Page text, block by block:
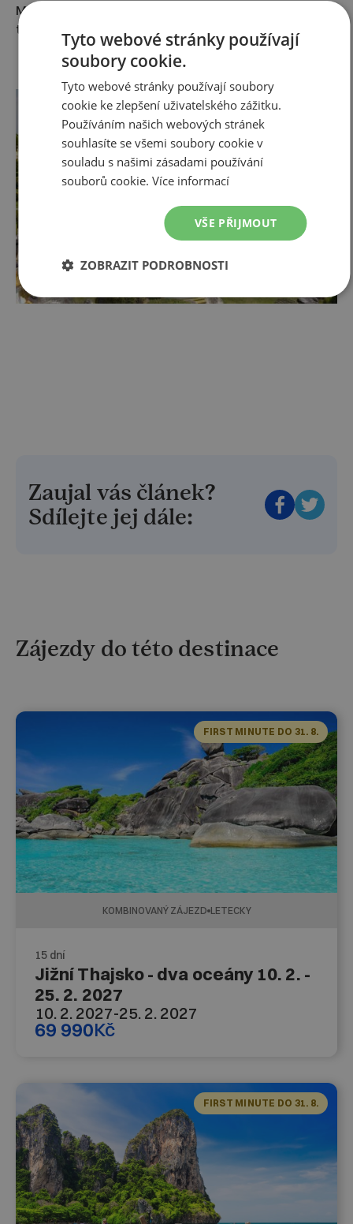
Mini Siam s miniaturními stavbami Thajska nebo
třeba Pattayský zábavní park pro děti.
Zaujal vás článek?
Sdílejte jej dále:
Zájezdy do této destinace
FIRST MINUTE DO 31. 8.
KOMBINOVANÝ ZÁJEZD LETECKY
15 dní
Jižní Thajsko - dva oceány 10. 2. -
25. 2. 2027
10. 2. 2027-25. 2. 2027
69 990Kč
FIRST MINUTE DO 31. 8.
Tyto webové stránky používají
soubory cookie.
Tyto webové stránky používají soubory
cookie ke zlepšení uživatelského zážitku.
Používáním našich webových stránek
souhlasíte se všemi soubory cookie v
souladu s našimi zásadami používání
souborů cookie.Více informací
VŠE PŘIJMOUT
ZOBRAZIT PODROBNOSTI